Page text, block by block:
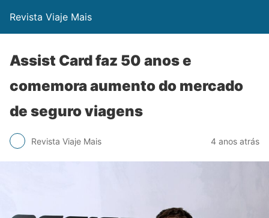
Revista Viaje Mais
Assist Card faz 50 anos e
comemora aumento do mercado
de seguro viagens
Revista Viaje Mais 4 anos atrás